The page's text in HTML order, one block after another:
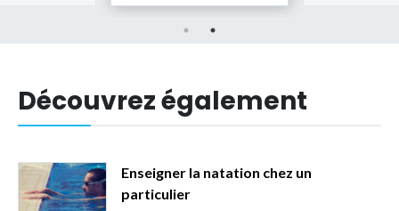
Découvrez également
Enseigner la natation chez un
particulier